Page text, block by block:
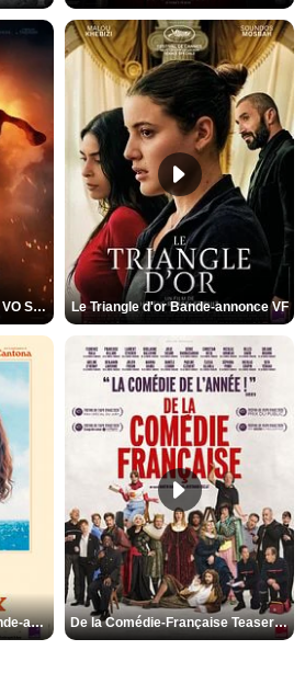
L'Odyssée Bande-annonce VO STFR Le Triangle d'or Bande-annonce VF
Les Matins merveilleux Bande-annonce VF De la Comédie-Française Teaser VF